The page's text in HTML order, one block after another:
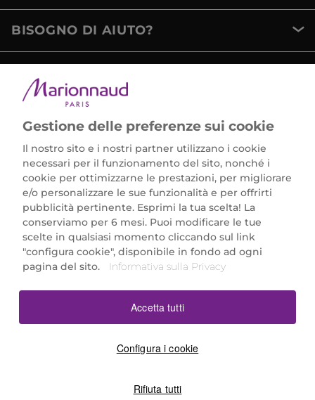
BISOGNO DI AIUTO?
Marionnaud Parfumeries Italia S.r.l.
Largo Fiera Milano 5, 20017 Rho (MI)
REA Milano 1650024 con P.IVA 13425220152.
SCARICA LA NOSTRA APP
Gestione delle preferenze sui cookie
Il nostro sito e i nostri partner utilizzano i cookie
necessari per il funzionamento del sito, nonché i
cookie per ottimizzarne le prestazioni, per migliorare
e/o personalizzare le sue funzionalità e per offrirti
pubblicità pertinente. Esprimi la tua scelta! La
conserviamo per 6 mesi. Puoi modificare le tue
scelte in qualsiasi momento cliccando sul link
"configura cookie", disponibile in fondo ad ogni
pagina del sito.
Informativa sulla Privacy
Configura i cookie
Rifiuta tutti
Accetta tutti